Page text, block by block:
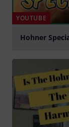
YOUTUBE
Hohner